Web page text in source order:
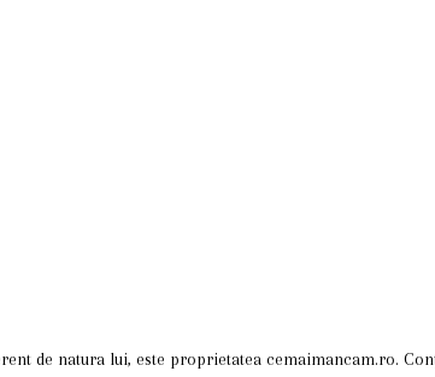
de natura lui, este proprietatea cemaimancam.ro.